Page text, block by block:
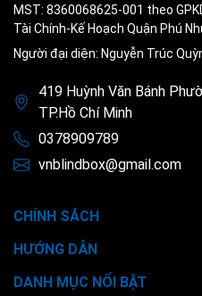
MST: 8360068625-001 theo
Tài Chính-Kế Hoạch Quận Phú
Người đại diện: Nguyễn Trúc
419 Huỳnh Văn Bánh
TP.Hồ Chí Minh
0378909789
vnblindbox@gmail.com
CHÍNH SÁCH
HƯỚNG DẪN
DANH MỤC NỔI BẬT